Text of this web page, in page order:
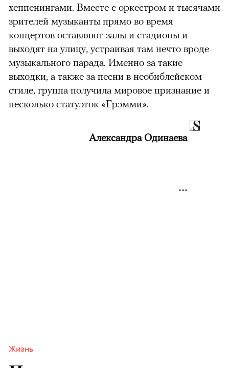
хеппенингами. Вместе с оркестром и тысячами
зрителей музыканты прямо во время
концертов оставляют залы и стадионы и
выходят на улицу, устраивая там нечто вроде
музыкального парада. Именно за такие
выходки, а также за песни в необиблейском
стиле, группа получила мировое признание и
несколько статуэток «Грэмми».
Александра Одинаева
Жизнь